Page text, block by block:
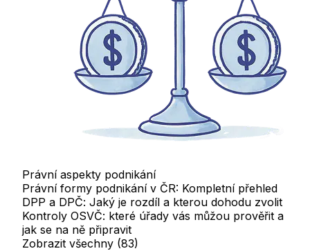
Právní aspekty podnikání
Právní formy podnikání v ČR: Kompletní přehled
DPP a DPČ: Jaký je rozdíl a kterou dohodu zvolit
Kontroly OSVČ: které úřady vás můžou prověřit a
jak se na ně připravit
Zobrazit všechny (83)